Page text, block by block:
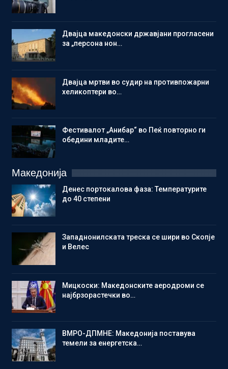
Двајца македонски државјани прогласени
за „персона нон…
Двајца мртви во судир на противпожарни
хеликоптери во…
Фестивалот „Анибар“ во Пеќ повторно ги
обедини младите…
Македонија
Денес портокалова фаза: Температурите
до 40 степени
Западнонилската треска се шири во Скопје
и Велес
Мицкоски: Македонските аеродроми се
најбрзорастечки во…
ВМРО-ДПМНЕ: Македонија поставува
темели за енергетска…